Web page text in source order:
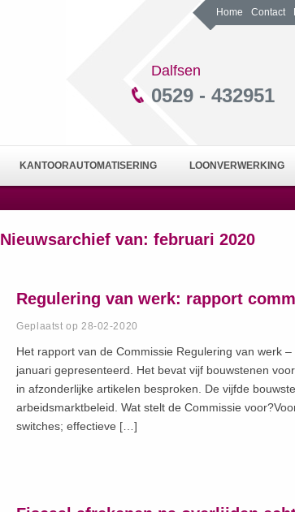
Home Contact
Dalfsen
0529 - 432951
KANTOORAUTOMATISERING LOONVERWERKING
Nieuwsarchief van: februari 2020
Regulering van werk: rapport
Geplaatst op 28-02-2020
Het rapport van de Commissie Regulering van werk
januari gepresenteerd. Het bevat vijf bouwstenen
in afzonderlijke artikelen besproken. De vijfde
arbeidsmarktbeleid. Wat stelt de Commissie
switches; effectieve […]